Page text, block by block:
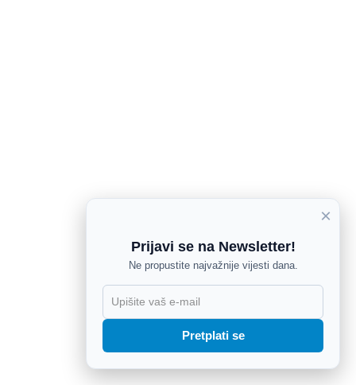
×
Prijavi se na Newsletter!
Ne propustite najvažnije vijesti dana.
Pretplati se